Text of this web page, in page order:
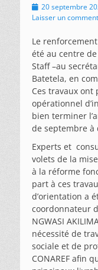
Posted
on
20 septembre
Laisser un
Le
été au centre
Staff –au
Batetela, en
Ces travaux ont
opérationnel
bien terminer
de septembre à
Experts et
volets de la
à la réforme
part à ces
d’orientation a
coordonnateur
NGWASI
nécessité de
sociale et de
CONAREF afin